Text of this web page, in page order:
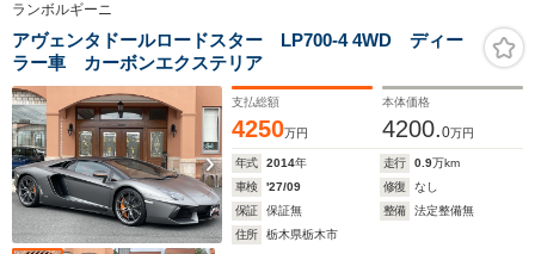
ランボルギーニ
アヴェンタドールロードスター LP700-4 4WD ディー
ラー車 カーボンエクステリア
支払総額
4250万円
本体価格
4200.0万円
年式 2014年 走行 0.9万km
車検
'27/09 修復
なし
保証
保証無 整備
法定整備無
住所
栃木県栃木市